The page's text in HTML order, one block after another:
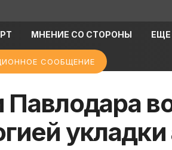
МНЕНИЕ СО СТОРОНЫ ЕЩЕ
СООБЩЕНИЕ